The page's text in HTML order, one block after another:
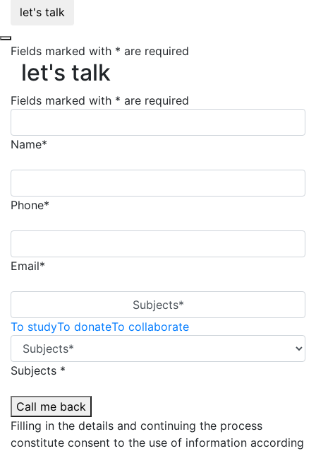
let's talk
let's talk
Fields marked with * are required
let's talk
Fields marked with * are required
Name*
Phone*
Email*
Subjects*
To studyTo donateTo collaborate
Subjects *
Call me back
Filling in the details and continuing the process
constitute consent to the use of information according